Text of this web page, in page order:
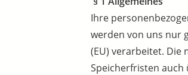
Ihre
werden von uns nur
(EU) verarbeitet. Die
Speicherfristen